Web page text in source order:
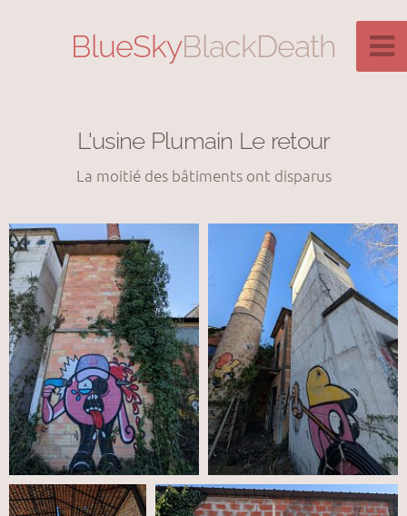
BlueSkyBlackDeath
L'usine Plumain Le retour
La moitié des bâtiments ont disparus